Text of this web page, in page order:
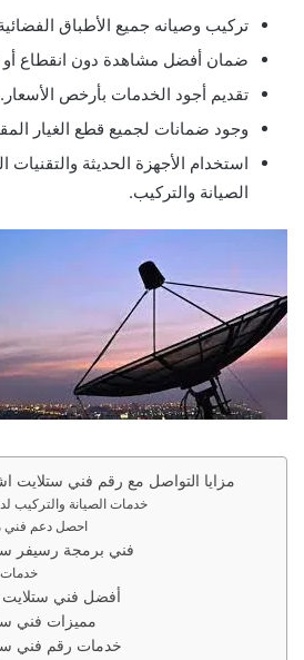
تركيب وصيانه جميع الأطباق
ضمان أفضل مشاهدة دون انقطاع
تقديم أجود الخدمات بأرخص الأسعار.
وجود ضمانات لجميع قطع الغيار
استخدام الأجهزة الحديثة
الصيانة والتركيب.
خدمات الصيانة والتركيب لدى فني ستلايت اشبيلية
احصل دعم فني
خدمات
أفضل فني ستلايت
مميزات فني
خدمات رقم فني